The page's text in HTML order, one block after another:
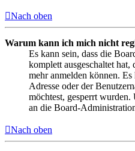
Nach oben
Warum kann ich mich nicht
Es kann sein, dass die
komplett ausgeschaltet
mehr anmelden können.
Adresse oder der
möchtest, gesperrt
an die Board-
Nach oben